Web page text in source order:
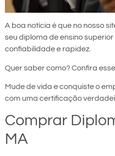
A boa notícia é que no nosso
seu diploma de ensino
confiabilidade e rapidez.
Quer saber como? Confira
Mude de vida e conquiste o
com uma certificação
Comprar
MA